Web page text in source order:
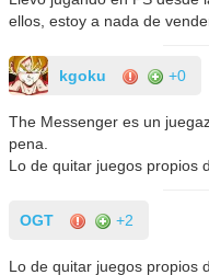
ellos, estoy a nada de
kgoku +0
The Messenger es un
pena.
Lo de quitar juegos propios
OGT +2
Lo de quitar juegos propios